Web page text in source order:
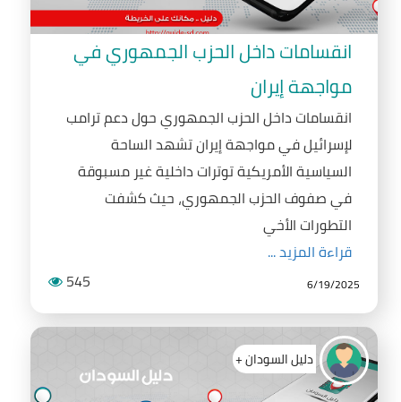
انقسامات داخل الحزب الجمهوري في
مواجهة إيران
انقسامات داخل الحزب الجمهوري حول دعم ترامب
لإسرائيل في مواجهة إيران تشهد الساحة
السياسية الأمريكية توترات داخلية غير مسبوقة
في صفوف الحزب الجمهوري، حيث كشفت
التطورات الأخي
قراءة المزيد ...
6/19/2025
545
دليل السودان +